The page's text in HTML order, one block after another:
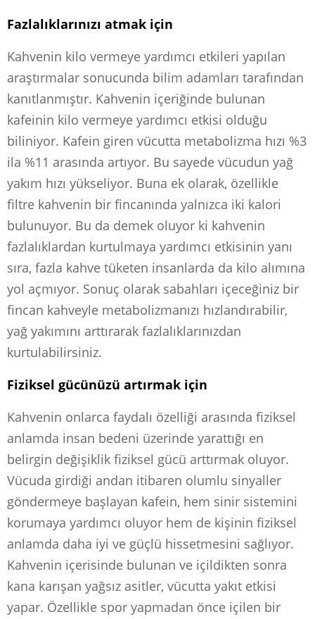
Fazlalıklarınızı atmak için
Kahvenin kilo vermeye yardımcı etkileri yapılan
araştırmalar sonucunda bilim adamları tarafından
kanıtlanmıştır. Kahvenin içeriğinde bulunan
kafeinin kilo vermeye yardımcı etkisi olduğu
biliniyor. Kafein giren vücutta metabolizma hızı %3
ila %11 arasında artıyor. Bu sayede vücudun yağ
yakım hızı yükseliyor. Buna ek olarak, özellikle
filtre kahvenin bir fincanında yalnızca iki kalori
bulunuyor. Bu da demek oluyor ki kahvenin
fazlalıklardan kurtulmaya yardımcı etkisinin yanı
sıra, fazla kahve tüketen insanlarda da kilo alımına
yol açmıyor. Sonuç olarak sabahları içeceğiniz bir
fincan kahveyle metabolizmanızı hızlandırabilir,
yağ yakımını arttırarak fazlalıklarınızdan
kurtulabilirsiniz.
Fiziksel gücünüzü artırmak için
Kahvenin onlarca faydalı özelliği arasında fiziksel
anlamda insan bedeni üzerinde yarattığı en
belirgin değişiklik fiziksel gücü arttırmak oluyor.
Vücuda girdiği andan itibaren olumlu sinyaller
göndermeye başlayan kafein, hem sinir sistemini
korumaya yardımcı oluyor hem de kişinin fiziksel
anlamda daha iyi ve güçlü hissetmesini sağlıyor.
Kahvenin içerisinde bulunan ve içildikten sonra
kana karışan yağsız asitler, vücutta yakıt etkisi
yapar. Özellikle spor yapmadan önce içilen bir